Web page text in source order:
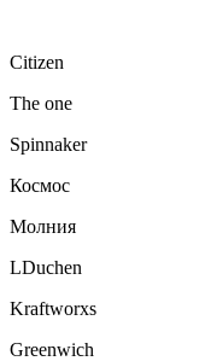
Citizen
The one
Spinnaker
Космос
Молния
LDuchen
Kraftworxs
Greenwich